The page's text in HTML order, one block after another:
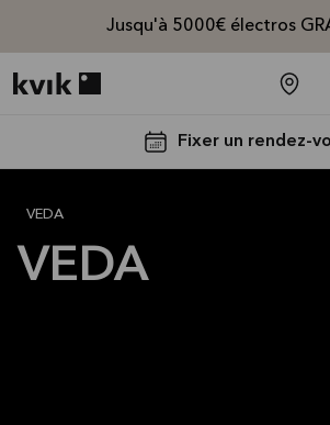
Jusqu'à 5000€ électros
Fixer un rendez-
VEDA
VEDA